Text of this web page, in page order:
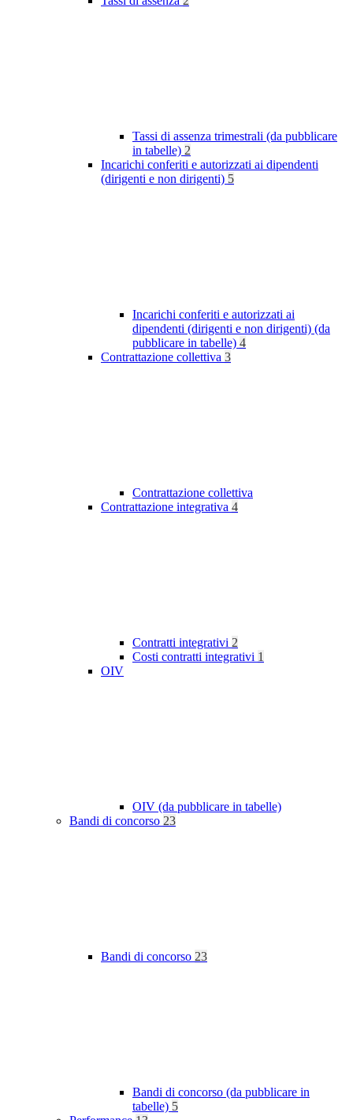
Tassi di assenza trimestrali (da pubblicare
in tabelle) 2
Incarichi conferiti e autorizzati ai dipendenti
(dirigenti e non dirigenti) 5
Incarichi conferiti e autorizzati ai
dipendenti (dirigenti e non dirigenti) (da
pubblicare in tabelle) 4
Contrattazione collettiva 3
Contrattazione collettiva
Contrattazione integrativa 4
Contratti integrativi 2
Costi contratti integrativi 1
OIV
OIV (da pubblicare in tabelle)
Bandi di concorso 23
Bandi di concorso 23
Bandi di concorso (da pubblicare in
tabelle) 5